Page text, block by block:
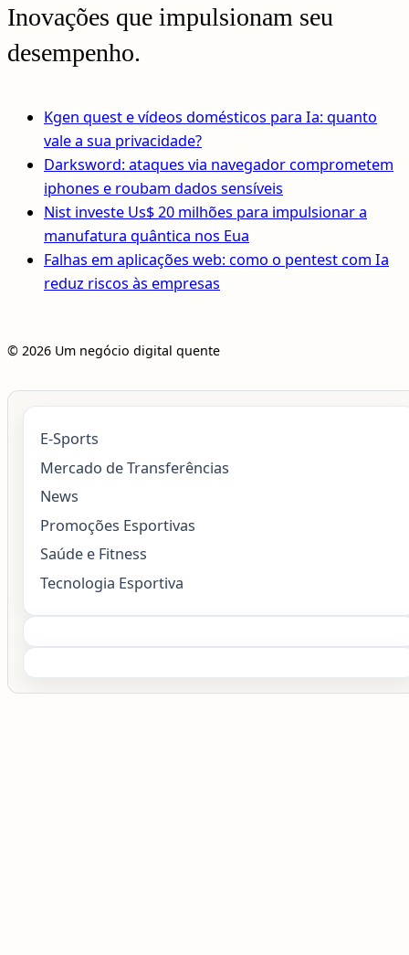
Inovações que impulsionam seu
desempenho.
Kgen quest e vídeos domésticos para Ia: quanto
vale a sua privacidade?
Darksword: ataques via navegador comprometem
iphones e roubam dados sensíveis
Nist investe Us$ 20 milhões para impulsionar a
manufatura quântica nos Eua
Falhas em aplicações web: como o pentest com Ia
reduz riscos às empresas
© 2026 Um negócio digital quente
E-Sports
Mercado de Transferências
News
Promoções Esportivas
Saúde e Fitness
Tecnologia Esportiva